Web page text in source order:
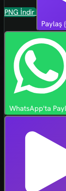
PNG İndir
Paylaş
WhatsApp'ta